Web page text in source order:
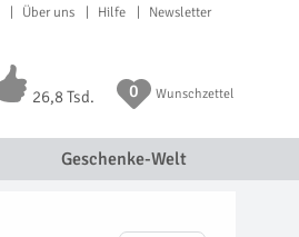
Über uns Hilfe Newsletter
26,8 Tsd. 0 Wunschzettel
Geschenke-Welt